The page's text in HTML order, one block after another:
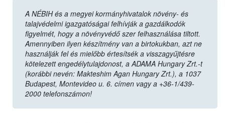
A NÉBIH és a megyei kormányhivatalok növény- és
talajvédelmi igazgatóságai felhívják a gazdálkodók
figyelmét, hogy a növényvédő szer felhasználása tiltott.
Amennyiben ilyen készítmény van a birtokukban, azt ne
használják fel és mielőbb értesítsék a visszagyűjtésre
kötelezett engedélytulajdonost, a ADAMA Hungary Zrt.-t
(korábbi nevén: Makteshim Agan Hungary Zrt.), a 1037
Budapest, Montevideo u. 6. címen vagy a +36-1/439-
2000 telefonszámon!